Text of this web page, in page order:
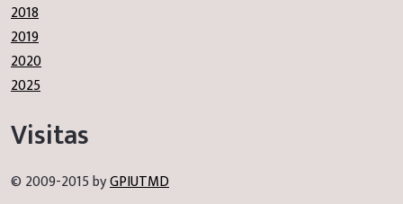
2018
2019
2020
2025
Visitas
© 2009-2015 byGPIUTMD